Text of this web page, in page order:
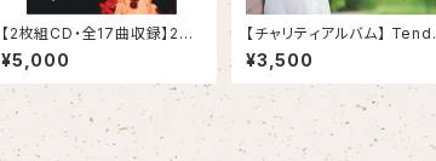
【2枚組CD・全17曲収録】202
3.8.5 yosu LIVEREC
¥5,000
【チャリティアルバム】 Tende
r Song〜 優しい歌の、贈りも
の 〜
¥3,500